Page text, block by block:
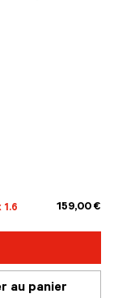
159,00 €
au panier